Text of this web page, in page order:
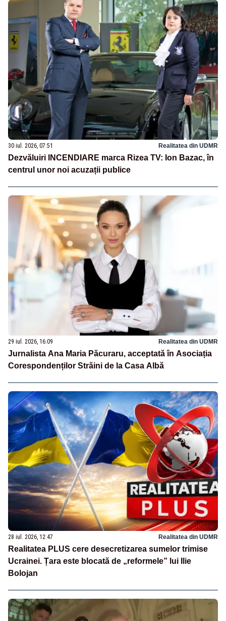
30 iul. 2026, 07:51 Realitatea din UDMR
Dezvăluiri INCENDIARE marca Rizea TV: Ion Bazac, în
centrul unor noi acuzații publice
29 iul. 2026, 16:09 Realitatea din UDMR
Jurnalista Ana Maria Păcuraru, acceptată în Asociația
Corespondenților Străini de la Casa Albă
28 iul. 2026, 12:47 Realitatea din UDMR
Realitatea PLUS cere desecretizarea sumelor trimise
Ucrainei. Țara este blocată de „reformele” lui Ilie
Bolojan